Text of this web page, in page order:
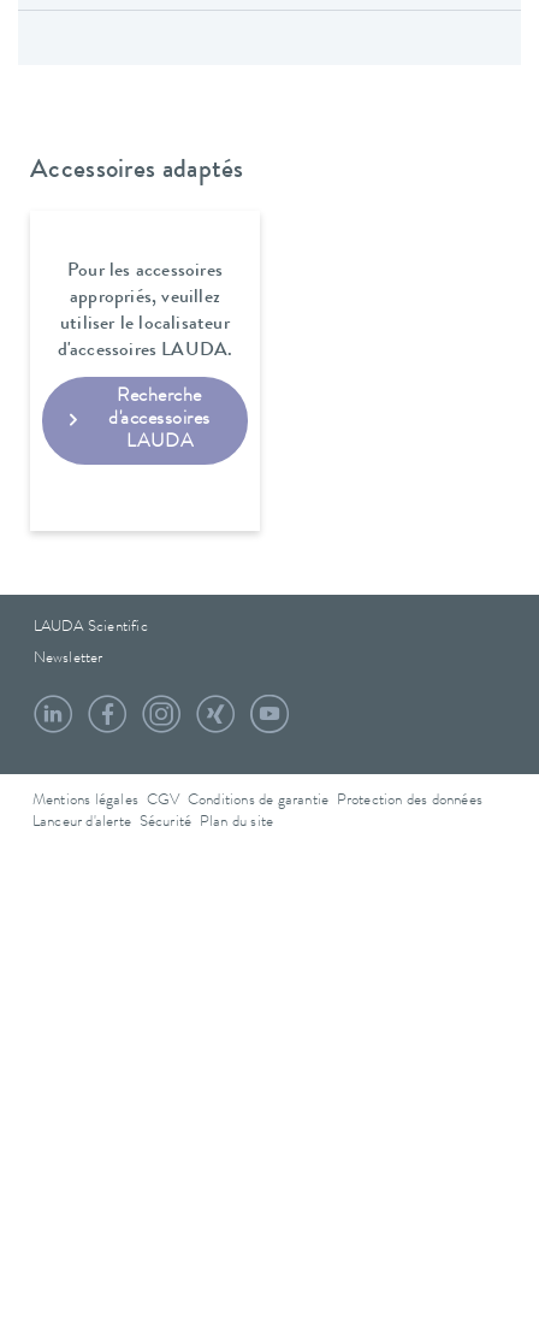
Accessoires adaptés
Pour les accessoires
appropriés, veuillez
utiliser le localisateur
d'accessoires LAUDA.
Recherche
d'accessoires
LAUDA
LAUDA Scientific
Newsletter
Mentions légales CGV Conditions de garantie
Protection des données
Lanceur d'alerte Sécurité Plan du site